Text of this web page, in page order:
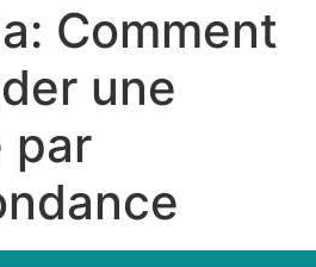
Comment
une
par